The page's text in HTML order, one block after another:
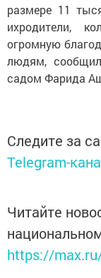
размере 11
ихродители,
огромную
людям,
садом Фарида
Следите за
Telegram-
Читайте
https://